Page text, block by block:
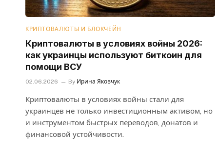
КРИПТОВАЛЮТЫ И БЛОКЧЕЙН
Криптовалюты в условиях войны 2026:
как украинцы используют биткоин для
помощи ВСУ
02.06.2026 By Ирина Яковчук
Криптовалюты в условиях войны стали для
украинцев не только инвестиционным активом, но
и инструментом быстрых переводов, донатов и
финансовой устойчивости.